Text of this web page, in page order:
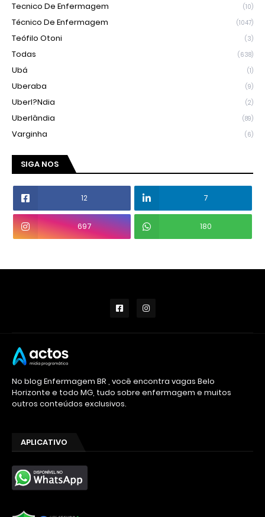
Tecnico De Enfermagem (10)
Técnico De Enfermagem (1047)
Teófilo Otoni (3)
Todas (638)
Ubá (1)
Uberaba (9)
Uberl?ndia (2)
Uberlândia (89)
Varginha (6)
SIGA NOS
12 7
697 180
No blog Enfermagem BR , você encontra vagas Belo
Horizonte e todo MG, tudo sobre enfermagem e muitos
outros conteúdos exclusivos.
APLICATIVO